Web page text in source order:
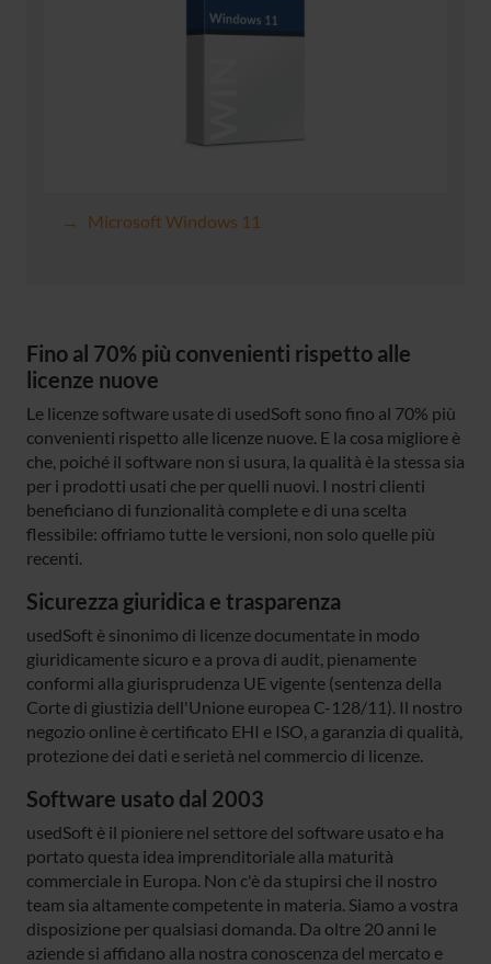
Microsoft Windows 11
Fino al 70% più convenienti rispetto alle
licenze nuove
Le licenze software usate di usedSoft sono fino al 70% più
convenienti rispetto alle licenze nuove. E la cosa migliore è
che, poiché il software non si usura, la qualità è la stessa sia
per i prodotti usati che per quelli nuovi. I nostri clienti
beneficiano di funzionalità complete e di una scelta
flessibile: offriamo tutte le versioni, non solo quelle più
recenti.
Sicurezza giuridica e trasparenza
usedSoft è sinonimo di licenze documentate in modo
giuridicamente sicuro e a prova di audit, pienamente
conformi alla giurisprudenza UE vigente (sentenza della
Corte di giustizia dell'Unione europea C-128/11). Il nostro
negozio online è certificato EHI e ISO, a garanzia di qualità,
protezione dei dati e serietà nel commercio di licenze.
Software usato dal 2003
usedSoft è il pioniere nel settore del software usato e ha
portato questa idea imprenditoriale alla maturità
commerciale in Europa. Non c'è da stupirsi che il nostro
team sia altamente competente in materia. Siamo a vostra
disposizione per qualsiasi domanda. Da oltre 20 anni le
aziende si affidano alla nostra conoscenza del mercato e